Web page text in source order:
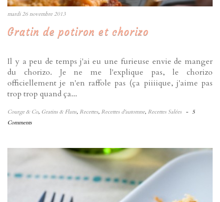
mardi 26 novembre 2013
Gratin de potiron et chorizo
Il y a peu de temps j'ai eu une furieuse envie de manger
du chorizo. Je ne me l'explique pas, le chorizo
officiellement je n'en raffole pas (ça piiiique, j'aime pas
trop trop quand ça...
Courge & Co, Gratins & Flans, Recettes, Recettes d'automne, Recettes Salées - 5
Comments